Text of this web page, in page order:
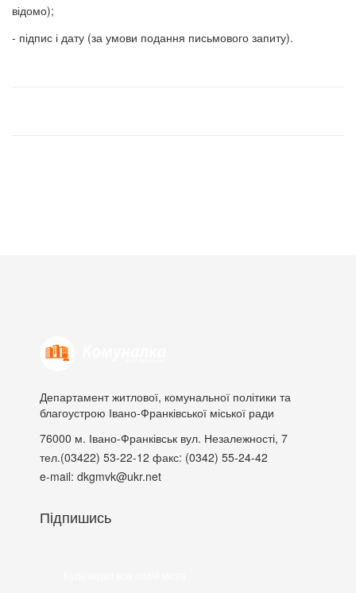
відомо);
- підпис і дату (за умови подання письмового запиту).
Департамент житлової, комунальної політики та
благоустрою Івано-Франківської міської ради
76000 м. Івано-Франківськ вул. Незалежності, 7
тел.(03422) 53-22-12 факс: (0342) 55-24-42
e-mail: dkgmvk@ukr.net
Підпишись